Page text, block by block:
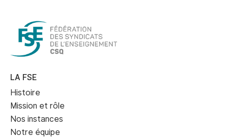
LA FSE
Histoire
Mission et rôle
Nos instances
Notre équipe